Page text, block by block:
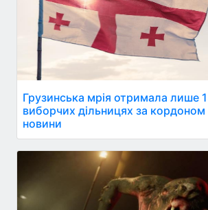
Грузинська мрія отримала лише
виборчих дільницях за кордоном
новини